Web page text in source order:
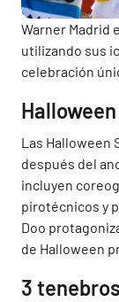
Warner Madrid
utilizando sus
celebración
Las Halloween
después del
incluyen
pirotécnicos y
Doo
de Halloween
3